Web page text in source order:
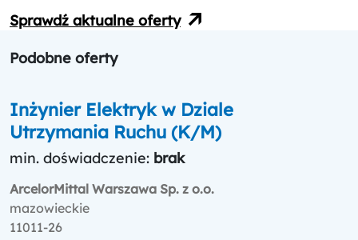
Sprawdź aktualne oferty
Podobne oferty
Inżynier Elektryk w Dziale
Utrzymania Ruchu (K/M)
min. doświadczenie: brak
ArcelorMittal Warszawa Sp. z o.o.
mazowieckie
11011-26